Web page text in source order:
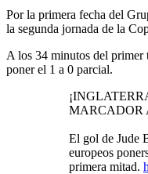
Por la primera fecha del
la segunda jornada de la
A los 34 minutos del primer
poner el 1 a 0 parcial.
MARCADOR
El gol de Jude
europeos
primera mitad.